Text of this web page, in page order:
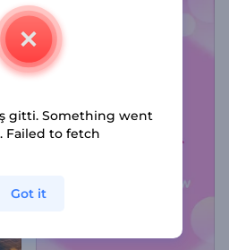
gitti. Something went
Failed to fetch
Got it